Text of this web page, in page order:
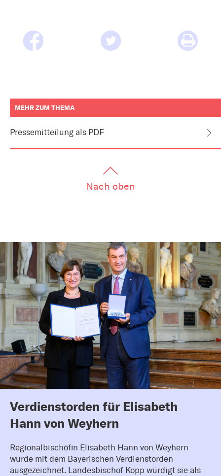
MEHR ZUM THEMA
zum
als
Pressemitteilung als PDF
Nach oben
Verdienstorden für Elisabeth
Hann von Weyhern
Regionalbischöfin Elisabeth Hann von Weyhern
wurde mit dem Bayerischen Verdienstorden
ausgezeichnet. Landesbischof Kopp würdigt sie als